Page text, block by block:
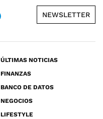
NEWSLETTER
ÚLTIMAS NOTICIAS
FINANZAS
BANCO DE DATOS
NEGOCIOS
LIFESTYLE